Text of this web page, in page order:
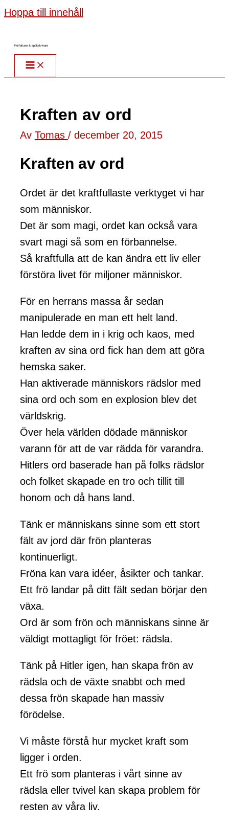
Hoppa till innehåll
Författare & spökskrivare
Kraften av ord
Av Tomas / december 20, 2015
Kraften av ord
Ordet är det kraftfullaste verktyget vi har
som människor.
Det är som magi, ordet kan också vara
svart magi så som en förbannelse.
Så kraftfulla att de kan ändra ett liv eller
förstöra livet för miljoner människor.
För en herrans massa år sedan
manipulerade en man ett helt land.
Han ledde dem in i krig och kaos, med
kraften av sina ord fick han dem att göra
hemska saker.
Han aktiverade människors rädslor med
sina ord och som en explosion blev det
världskrig.
Över hela världen dödade människor
varann för att de var rädda för varandra.
Hitlers ord baserade han på folks rädslor
och folket skapade en tro och tillit till
honom och då hans land.
Tänk er människans sinne som ett stort
fält av jord där frön planteras
kontinuerligt.
Fröna kan vara idéer, åsikter och tankar.
Ett frö landar på ditt fält sedan börjar den
växa.
Ord är som frön och människans sinne är
väldigt mottagligt för fröet: rädsla.
Tänk på Hitler igen, han skapa frön av
rädsla och de växte snabbt och med
dessa frön skapade han massiv
förödelse.
Vi måste förstå hur mycket kraft som
ligger i orden.
Ett frö som planteras i vårt sinne av
rädsla eller tvivel kan skapa problem för
resten av våra liv.